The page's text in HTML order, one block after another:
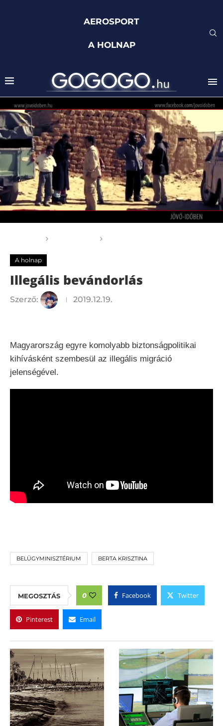
AEROSPORT
A HOLNAP
A holnap
Illegális bevándorlás
Szerző: 2019.12.19.
Magyarország egyre komolyabb biztonságpolitikai
kihívásként szembesül az illegális migráció
jelenségével.
BELÜGYMINISZTÉRIUM BERTA KRISZTINA
MEGOSZTÁS 0 Facebook Twitter
Pinterest Email